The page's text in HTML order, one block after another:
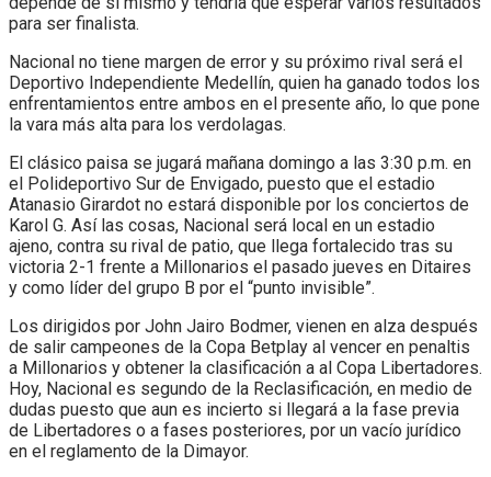
para ser finalista.
Nacional no tiene margen de error y su próximo rival será el
Deportivo Independiente Medellín, quien ha ganado todos los
enfrentamientos entre ambos en el presente año, lo que pone
la vara más alta para los verdolagas.
El clásico paisa se jugará mañana domingo a las 3:30 p.m. en
el Polideportivo Sur de Envigado, puesto que el estadio
Atanasio Girardot no estará disponible por los conciertos de
Karol G. Así las cosas, Nacional será local en un estadio
ajeno, contra su rival de patio, que llega fortalecido tras su
victoria 2-1 frente a Millonarios el pasado jueves en Ditaires
y como líder del grupo B por el “punto invisible”.
Los dirigidos por John Jairo Bodmer, vienen en alza después
de salir campeones de la Copa Betplay al vencer en penaltis
a Millonarios y obtener la clasificación a al Copa Libertadores.
Hoy, Nacional es segundo de la Reclasificación, en medio de
dudas puesto que aun es incierto si llegará a la fase previa
de Libertadores o a fases posteriores, por un vacío jurídico
en el reglamento de la Dimayor.